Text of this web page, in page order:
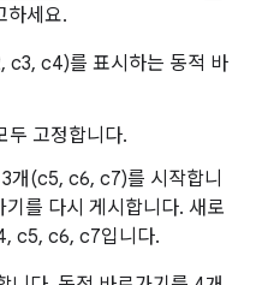
하세요.
c3, c4)를 표시하는 동적 바
두 고정합니다.
개(c5, c6, c7)를 시작합니
를 다시 게시합니다. 새로
c5, c6, c7입니다.